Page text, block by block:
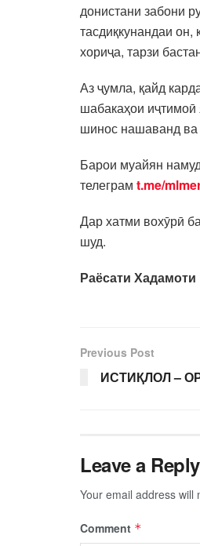
донистани забони
тасдиқкунандаи
хориҷа, тарзи
Аз ҷумла, қайд
шабакаҳои иҷтимоӣ
шинос нашаванд
Барои муайян
телеграм t.me/
Дар хатми вохӯрӣ
шуд.
Раёсати
Previous Post
ИСТИҚЛОЛ –
Leave a Reply
Your email address will
Comment *